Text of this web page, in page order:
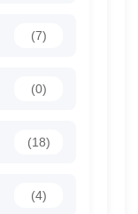
(7)
(0)
(18)
(4)